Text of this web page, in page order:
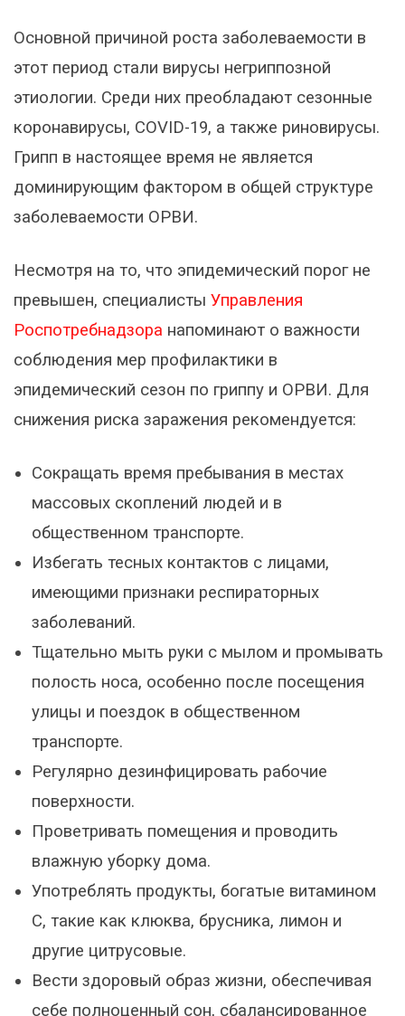
Основной причиной роста заболеваемости в
этот период стали вирусы негриппозной
этиологии. Среди них преобладают сезонные
коронавирусы, COVID-19, а также риновирусы.
Грипп в настоящее время не является
доминирующим фактором в общей структуре
заболеваемости ОРВИ.
Несмотря на то, что эпидемический порог не
превышен, специалисты Управления
Роспотребнадзора напоминают о важности
соблюдения мер профилактики в
эпидемический сезон по гриппу и ОРВИ. Для
снижения риска заражения рекомендуется:
Сокращать время пребывания в местах
массовых скоплений людей и в
общественном транспорте.
Избегать тесных контактов с лицами,
имеющими признаки респираторных
заболеваний.
Тщательно мыть руки с мылом и промывать
полость носа, особенно после посещения
улицы и поездок в общественном
транспорте.
Регулярно дезинфицировать рабочие
поверхности.
Проветривать помещения и проводить
влажную уборку дома.
Употреблять продукты, богатые витамином
С, такие как клюква, брусника, лимон и
другие цитрусовые.
Вести здоровый образ жизни, обеспечивая
себе полноценный сон, сбалансированное